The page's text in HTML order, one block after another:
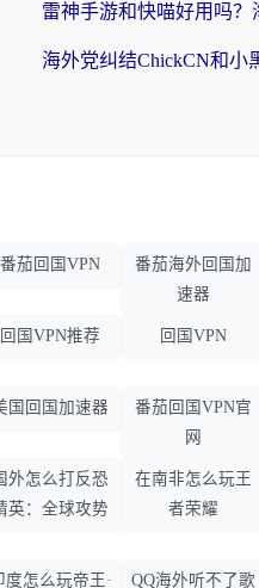
番茄回国VPN
番茄海外回国加
速器
回国VPN推荐 回国VPN
国回国加速器
番茄回国VPN官
网
外怎么打反恐
英：全球攻势
在南非怎么玩王
者荣耀
度怎么玩帝王· QQ海外听不了歌